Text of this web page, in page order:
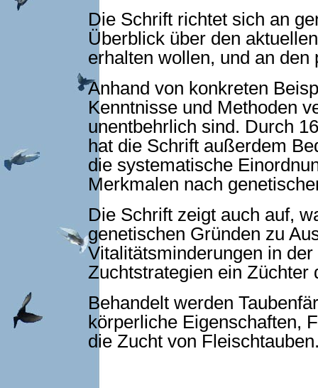
Die Schrift richtet sich an
Überblick über den
erhalten wollen, und an
Anhand von konkreten
Kenntnisse und Me­thoden
unentbehrlich sind. Durch
hat die Schrift außerdem
die systematische
Merkmalen nach
Die Schrift zeigt auch auf,
genetischen Gründen zu
Vitalitätsminderungen in
Zuchtstrategien ein Züchter
Behandelt werden
körperliche Eigenschaf­ten,
die Zucht von